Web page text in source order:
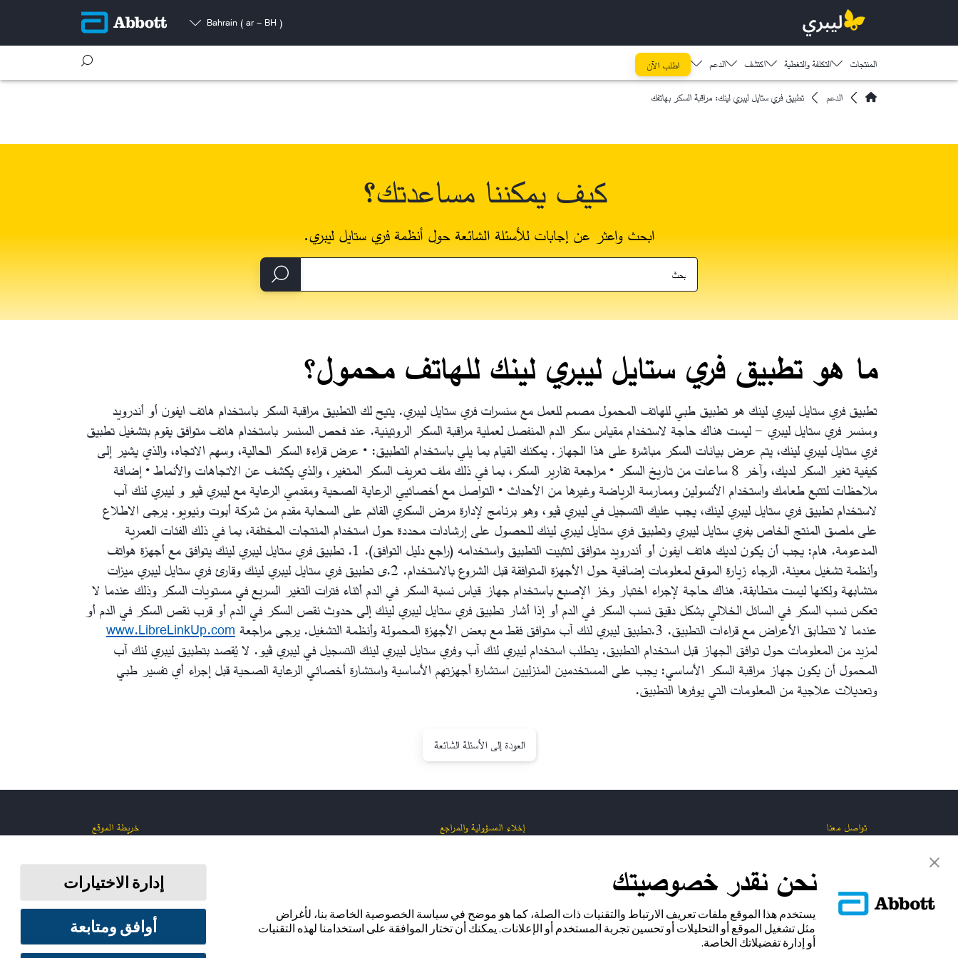
Bahrain ( ar - BH )
المنتجات التكلفة والتغطية اكتشف​ الدعم
اطلب الآن
الدعم
تطبيق فري ستايل ليبري لينك: مراقبة السكر بهاتفك
كيف يمكننا مساعدتك؟
ابحث واعثر عن إجابات للأسئلة الشائعة حول أنظمة فري ستايل ليبري.
ما هو تطبيق فري ستايل ليبري لينك للهاتف محمول؟
تطبيق فري ستايل ليبري لينك هو تطبيق طبي للهاتف المحمول مصمم للعمل مع سنسرات فري ستايل ليبري. يتيح لك التطبيق مراقبة السكر باستخدام هاتف ايفون أو أندرويد
وسنسر فري ستايل ليبري - ليست هناك حاجة لاستخدام مقياس سكر الدم المنفصل لعملية مراقبة السكر الروتينية. عند فحص السنسر باستخدام هاتف متوافق يقوم بتشغيل تطبيق
فري ستايل ليبري لينك، يتم عرض بيانات السكر مباشرة على هذا الجهاز. يمكنك القيام بما يلي باستخدام التطبيق: • عرض قراءة السكر الحالية، وسهم الاتجاه، والذي يشير إلى
كيفية تغير السكر لديك، وآخر 8 ساعات من تاريخ السكر
• مراجعة تقارير السكر، بما في ذلك ملف تعريف السكر المتغير، والذي يكشف عن الاتجاهات والأنماط• إضافة
ملاحظات لتتبع طعامك واستخدام الأنسولين وممارسة الرياضة وغيرها من الأحداث • التواصل مع أخصائيي الرعاية الصحية ومقدمي الرعاية مع ليبري ڤيو و ليبري لنك آب
لاستخدام تطبيق فري ستايل ليبري لينك، يجب عليك التسجيل في ليبري ڤيو، وهو برنامج لإدارة مرض السكري القائم على السحابة مقدم من شركة أبوت ونيويو. يرجى الاطلاع
على ملصق المنتج الخاص بفري ستايل ليبري وتطبيق فري ستايل ليبري لينك للحصول على إرشادات محددة حول استخدام المنتجات المختلفة، بما في ذلك الفئات العمرية
المدعومة. هام: يجب أن يكون لديك هاتف ايفون أو أندرويد متوافق لتثبيت التطبيق واستخدامه (راجع دليل التوافق). 1. تطبيق فري ستايل ليبري لينك يتوافق مع أجهزة هواتف
وأنظمة تشغيل معينة. الرجاء زيارة الموقع لمعلومات إضافية حول الأجهزة المتوافقة قبل الشروع بالاستخدام. 2.ى تطبيق فري ستايل ليبري لينك وقارئ فري ستايل ليبري ميزات
متشابهة ولكنها ليست متطابقة. هناك حاجة لإجراء اختبار وخز الإصبع باستخدام جهاز قياس نسبة السكر في الدم أثناء فترات التغير السريع في مستويات السكر وذلك عندما لا
تعكس نسب السكر في السائل الخلالي بشكل دقيق نسب السكر في الدم أو إذا أشار تطبيق فري ستايل ليبري لينك إلى حدوث نقص السكر في الدم أو قرب نقص السكر في الدم أو
عندما لا تتطابق الأعراض مع قراءات التطبيق. 3.تطبيق ليبري لنك آب متوافق فقط مع بعض الأجهزة المحمولة وأنظمة التشغيل. يرجى مراجعة
www.LibreLinkUp.com
لمزيد من المعلومات حول توافق الجهاز قبل استخدام التطبيق. يتطلب استخدام ليبري لنك آب وفري ستايل ليبري لينك التسجيل في ليبري ڤيو. لا يُقصد بتطبيق ليبري لنك آب
المحمول أن يكون جهاز مراقبة السكر الأساسي: يجب على المستخدمين المنزليين استشارة أجهزتهم الأساسية واستشارة أخصائي الرعاية الصحية قبل إجراء أي تفسير طبي
وتعديلات علاجية من المعلومات التي يوفرها التطبيق.
العودة إلى الأسئلة الشائعة
تواصل معنا إخلاء المسؤولية والمراجع خريطة الموقع
ابقَ على اتصال
شروط الاستخدام تفضيلات ملفات تعريف الارتباط
نحن نقدر خصوصيتك
يستخدم هذا الموقع ملفات تعريف الارتباط والتقنيات ذات الصلة، كما هو موضح في سياسة الخصوصية الخاصة بنا، لأغراض
مثل تشغيل الموقع أو التحليلات أو تحسين تجربة المستخدم أو الإعلانات. يمكنك أن تختار الموافقة على استخدامنا لهذه التقنيات
أو إدارة تفضيلاتك الخاصة.
إدارة الاختيارات
أوافق ومتابعة